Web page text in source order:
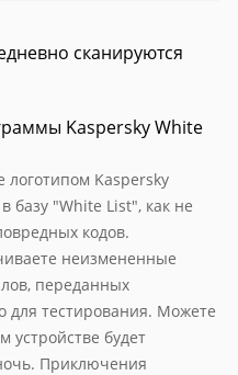
сканируются
Kaspersky White
Kaspersky
базу "White List", как не
кодов.
неизмененные
переданных
для тестирования. Можете
будет
Приключения